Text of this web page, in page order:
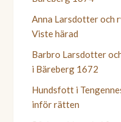
Anna Larsdotter och
Viste härad
Barbro Larsdotter
i Bäreberg 1672
Hundsfott i
inför rätten